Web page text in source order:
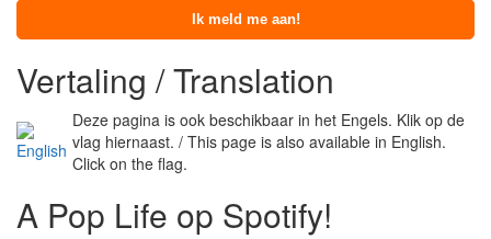
Vertaling / Translation
Deze pagina is ook beschikbaar in het Engels. Klik op de
vlag hiernaast. / This page is also available in English.
Click on the flag.
A Pop Life op Spotify!